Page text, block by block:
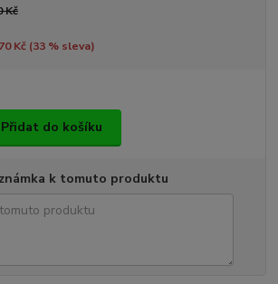
Kč
Kč (33% sleva)
Přidat do košíku
k tomuto produktu